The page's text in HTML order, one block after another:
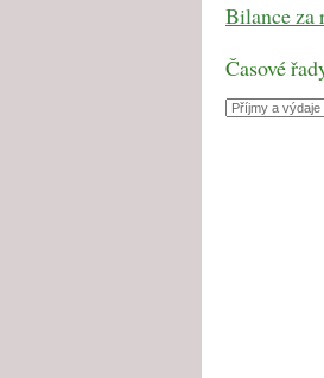
Bilance za
Časové